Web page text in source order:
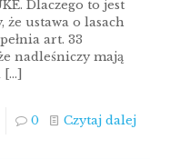
Dlaczego to jest
że ustawa o lasach
art. 33
nadleśniczy mają
[…]
0 Czytaj dalej